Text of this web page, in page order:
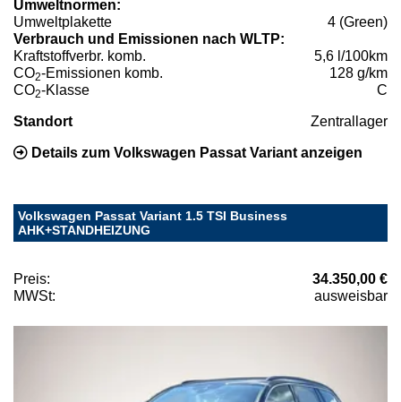
Umweltnormen:
Umweltplakette
4 (Green)
Verbrauch und Emissionen nach WLTP:
Kraftstoffverbr. komb.
5,6 l/100km
CO2-Emissionen komb.
128 g/km
CO2-Klasse C
Standort Zentrallager
Details zum Volkswagen Passat Variant anzeigen
Volkswagen Passat Variant 1.5 TSI Business
AHK+STANDHEIZUNG
Preis:
34.350,00 €
MWSt:
ausweisbar